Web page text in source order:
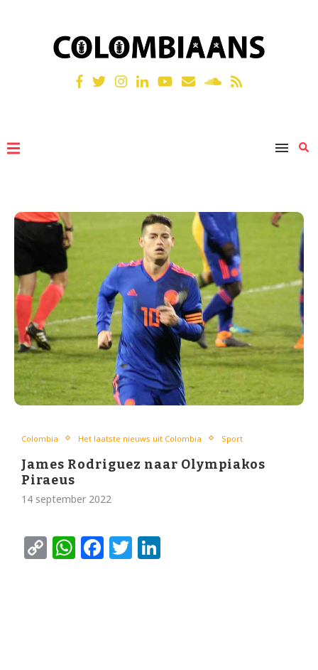
Colombia Het laatste nieuws uit Colombia Sport
James Rodriguez naar Olympiakos
Piraeus
14 september 2022
CopyWhatsApp
Facebook
Twitter